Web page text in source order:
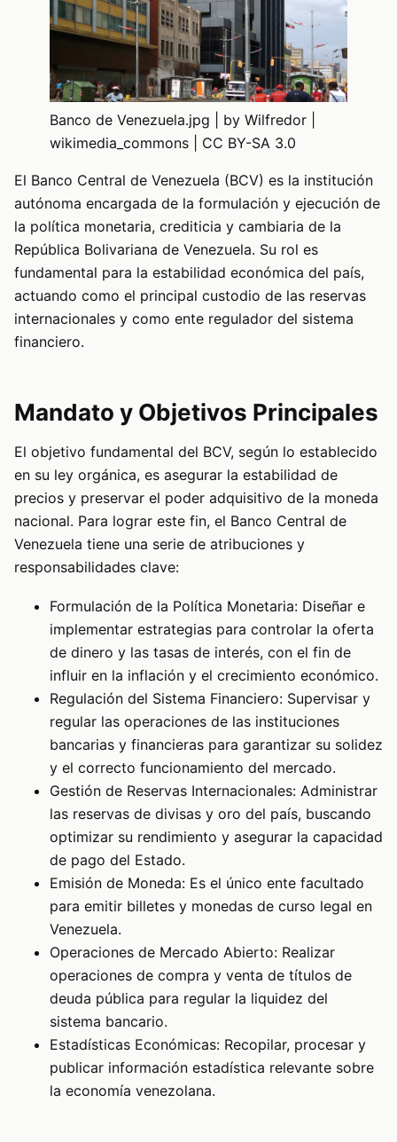
Banco de Venezuela.jpg | by Wilfredor |
wikimedia_commons | CC BY-SA 3.0
El Banco Central de Venezuela (BCV) es la institución
autónoma encargada de la formulación y ejecución de
la política monetaria, crediticia y cambiaria de la
República Bolivariana de Venezuela. Su rol es
fundamental para la estabilidad económica del país,
actuando como el principal custodio de las reservas
internacionales y como ente regulador del sistema
financiero.
Mandato y Objetivos Principales
El objetivo fundamental del BCV, según lo establecido
en su ley orgánica, es asegurar la estabilidad de
precios y preservar el poder adquisitivo de la moneda
nacional. Para lograr este fin, el Banco Central de
Venezuela tiene una serie de atribuciones y
responsabilidades clave:
Formulación de la Política Monetaria: Diseñar e
implementar estrategias para controlar la oferta
de dinero y las tasas de interés, con el fin de
influir en la inflación y el crecimiento económico.
Regulación del Sistema Financiero: Supervisar y
regular las operaciones de las instituciones
bancarias y financieras para garantizar su solidez
y el correcto funcionamiento del mercado.
Gestión de Reservas Internacionales: Administrar
las reservas de divisas y oro del país, buscando
optimizar su rendimiento y asegurar la capacidad
de pago del Estado.
Emisión de Moneda: Es el único ente facultado
para emitir billetes y monedas de curso legal en
Venezuela.
Operaciones de Mercado Abierto: Realizar
operaciones de compra y venta de títulos de
deuda pública para regular la liquidez del
sistema bancario.
Estadísticas Económicas: Recopilar, procesar y
publicar información estadística relevante sobre
la economía venezolana.